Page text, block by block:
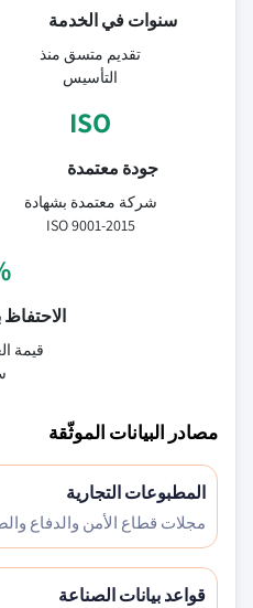
سنوات في الخدمة
تقديم متسق منذ
التأسيس
ISO
جودة معتمدة
شركة معتمدة بشهادة
ISO 9001-2015
الاحتفاظ
مصادر البيانات الموثّقة
المطبوعات التجارية
مجلات قطاع الأمن والدفاع
قواعد بيانات الصناعة